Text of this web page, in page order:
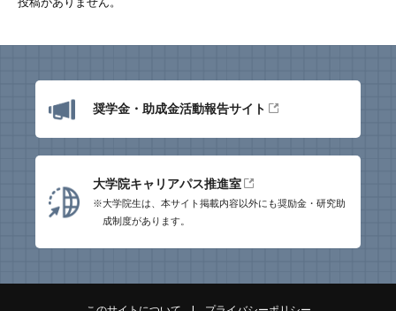
奨学金・助成金活動報告サイト
大学院キャリアパス推進室
※大学院生は、本サイト掲載内容以外にも奨励金・研究助
成制度があります。